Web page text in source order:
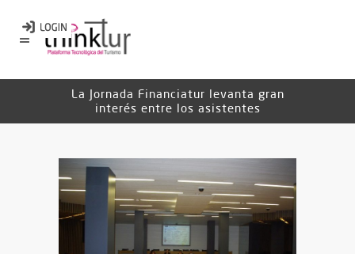
La Jornada Financiatur levanta gran
interés entre los asistentes